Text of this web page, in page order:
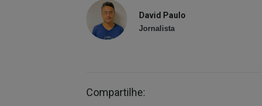
David Paulo
Jornalista
Compartilhe: